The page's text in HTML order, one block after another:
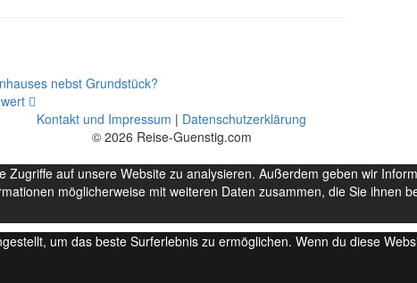
nebst Grundstück?
Kontakt und Impressum | Datenschutzerklärung
© 2026 Reise-Guenstig.com
auf unsere Website zu analysieren. Außerdem geben wir
möglicherweise mit weiteren Daten zusammen, die Sie ihnen
um das beste Surferlebnis zu ermöglichen. Wenn du diese